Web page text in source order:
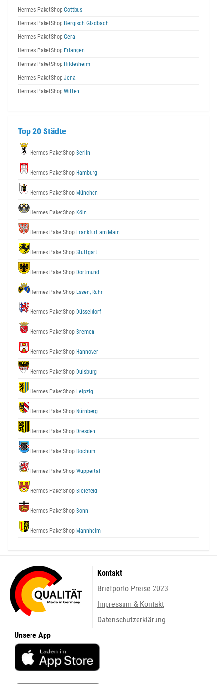
Hermes PaketShop Cottbus
Hermes PaketShop Bergisch Gladbach
Hermes PaketShop Gera
Hermes PaketShop Erlangen
Hermes PaketShop Hildesheim
Hermes PaketShop Jena
Hermes PaketShop Witten
Top 20 Städte
Hermes PaketShop Berlin
Hermes PaketShop Hamburg
Hermes PaketShop München
Hermes PaketShop Köln
Hermes PaketShop Frankfurt am Main
Hermes PaketShop Stuttgart
Hermes PaketShop Dortmund
Hermes PaketShop Essen, Ruhr
Hermes PaketShop Düsseldorf
Hermes PaketShop Bremen
Hermes PaketShop Hannover
Hermes PaketShop Duisburg
Hermes PaketShop Leipzig
Hermes PaketShop Nürnberg
Hermes PaketShop Dresden
Hermes PaketShop Bochum
Hermes PaketShop Wuppertal
Hermes PaketShop Bielefeld
Hermes PaketShop Bonn
Hermes PaketShop Mannheim
Kontakt
Briefporto Preise 2023
Impressum & Kontakt
Datenschutzerklärung
Unsere App